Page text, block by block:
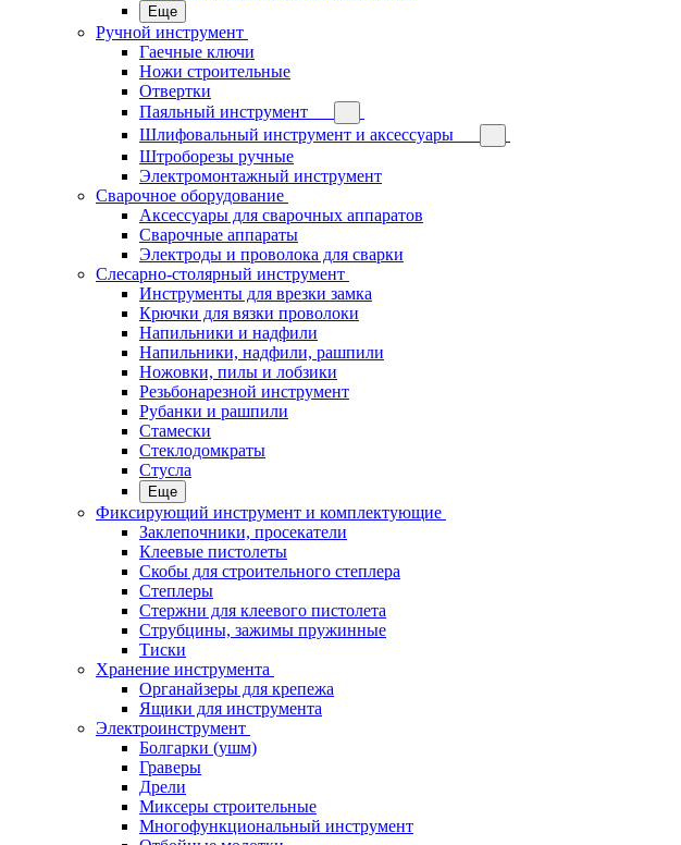
Еще
Ручной инструмент
Гаечные ключи
Ножи строительные
Отвертки
Паяльный инструмент
Шлифовальный инструмент и аксессуары
Штроборезы ручные
Электромонтажный инструмент
Сварочное оборудование
Аксессуары для сварочных аппаратов
Сварочные аппараты
Электроды и проволока для сварки
Слесарно-столярный инструмент
Инструменты для врезки замка
Крючки для вязки проволоки
Напильники и надфили
Напильники, надфили, рашпили
Ножовки, пилы и лобзики
Резьбонарезной инструмент
Рубанки и рашпили
Стамески
Стеклодомкраты
Стусла
Еще
Фиксирующий инструмент и комплектующие
Заклепочники, просекатели
Клеевые пистолеты
Скобы для строительного степлера
Степлеры
Стержни для клеевого пистолета
Струбцины, зажимы пружинные
Тиски
Хранение инструмента
Органайзеры для крепежа
Ящики для инструмента
Электроинструмент
Болгарки (ушм)
Граверы
Дрели
Миксеры строительные
Многофункциональный инструмент